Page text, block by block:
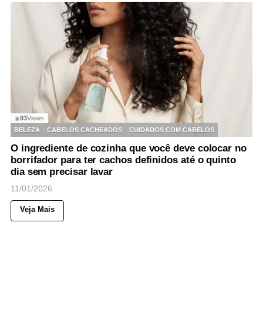
◉93Views
BELEZA
CABELOS CACHEADOS CUIDADOS COM CABELOS
O ingrediente de cozinha que você deve colocar no
borrifador para ter cachos definidos até o quinto
dia sem precisar lavar
11/01/2026
Veja Mais